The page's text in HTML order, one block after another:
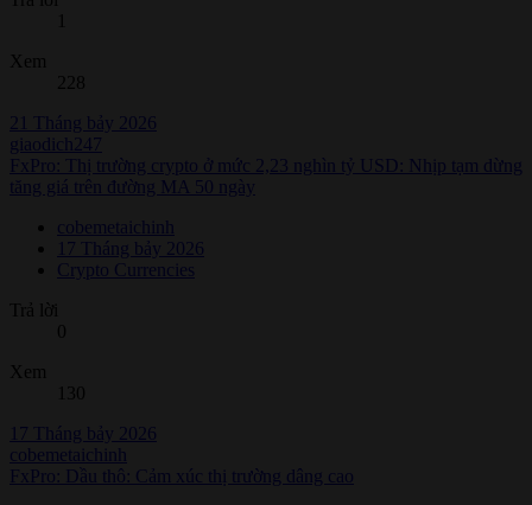
Xem
228
21 Tháng bảy 2026
giaodich247
FxPro: Thị trường crypto ở mức 2,23 nghìn tỷ USD: Nhịp tạm dừng
tăng giá trên đường MA 50 ngày
cobemetaichinh
17 Tháng bảy 2026
Crypto Currencies
Trả lời
0
Xem
130
17 Tháng bảy 2026
cobemetaichinh
FxPro: Dầu thô: Cảm xúc thị trường dâng cao